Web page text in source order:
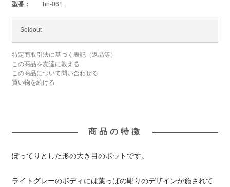
型番： hh-061
Soldout
特定商取引法に基づく表記（返品等）
この商品を友達に教える
この商品について問い合わせる
買い物を続ける
商品の特徴
ぽってりとした形の大き目のポットです。
ライトグレーのボディには葉っぱの彫りのデザインが施されて